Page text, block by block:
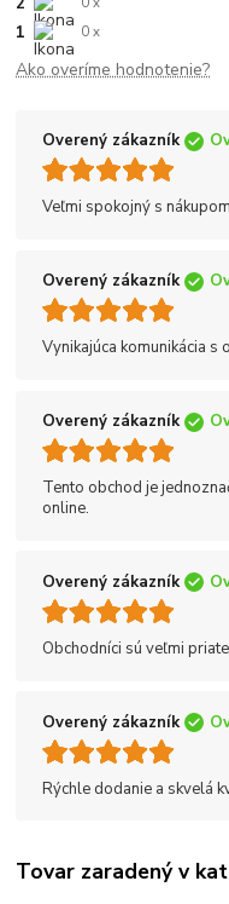
1 0 x
Ako overíme hodnotenie?
Overený zákazník
Veľmi spokojný s
Overený zákazník
Vynikajúca komunikácia
Overený zákazník
Tento obchod je
online.
Overený zákazník
Obchodníci sú veľmi
Overený zákazník
Rýchle dodanie a skvelá
Tovar zaradený v